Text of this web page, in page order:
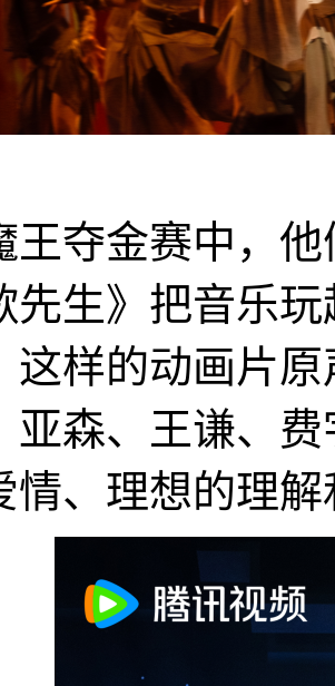
金赛中，他
先生》把音乐
这样的动画片
亚森、王谦、
情、理想的理